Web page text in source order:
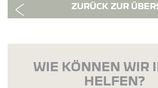
ZURÜCK ZUR
WIE KÖNNEN WIR
HELFEN?